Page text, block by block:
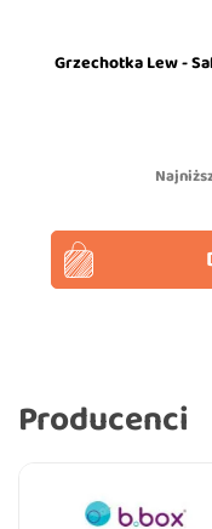
Grzechotka Lew -
Producenci